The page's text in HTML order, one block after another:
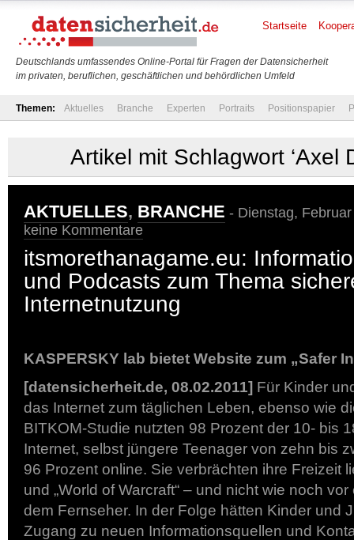
Deutschlands umfassendes Online-Portal für Fragen der Datensicherheit
im privaten, beruflichen, geschäftlichen und behördlichen Umfeld
Startseite
Themen: Aktuelles Branche Experten Portraits Positionspapier
Artikel mit Schlagwort ‘Axel
AKTUELLES, BRANCHE - Dienstag,
keine Kommentare
itsmorethanagame.eu:
und Podcasts zum Thema
Internetnutzung
KASPERSKY lab bietet Website zum „Safer
[datensicherheit.de, 08.02.2011] Für Kinder
das Internet zum täglichen Leben, ebenso wie
BITKOM-Studie nutzten 98 Prozent der 10- bis
Internet, selbst jüngere Teenager von zehn bis
96 Prozent online. Sie verbrächten ihre Freizeit
und „World of Warcraft“ – und nicht wie noch
dem Fernseher. In der Folge hätten Kinder und
Zugang zu neuen Informationsquellen und